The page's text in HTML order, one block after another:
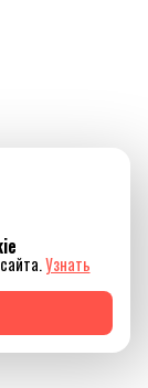
Узнать